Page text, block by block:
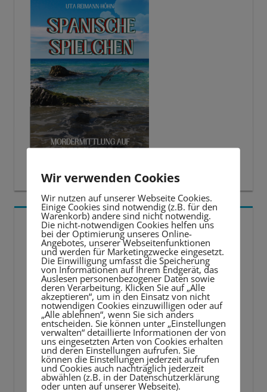
5 BESTE LERNTIPPS
Video-
Player
Wir verwenden Cookies
Wir nutzen auf unserer Webseite Cookies.
Einige Cookies sind notwendig (z.B. für den
Warenkorb) andere sind nicht notwendig.
Die nicht-notwendigen Cookies helfen uns
bei der Optimierung unseres Online-
Angebotes, unserer Webseitenfunktionen
und werden für Marketingzwecke eingesetzt.
Die Einwilligung umfasst die Speicherung
von Informationen auf Ihrem Endgerät, das
Auslesen personenbezogener Daten sowie
deren Verarbeitung. Klicken Sie auf „Alle
akzeptieren“, um in den Einsatz von nicht
notwendigen Cookies einzuwilligen oder auf
„Alle ablehnen“, wenn Sie sich anders
entscheiden. Sie können unter „Einstellungen
verwalten“ detaillierte Informationen der von
uns eingesetzten Arten von Cookies erhalten
und deren Einstellungen aufrufen. Sie
können die Einstellungen jederzeit aufrufen
und Cookies auch nachträglich jederzeit
abwählen (z.B. in der Datenschutzerklärung
oder unten auf unserer Webseite).